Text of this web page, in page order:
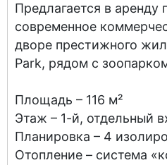
Предлагается в аренду
современное
дворе престижного
Park, рядом с
Площадь – 116 м²
Этаж – 1-й, отдельный
Планировка – 4
Отопление – система